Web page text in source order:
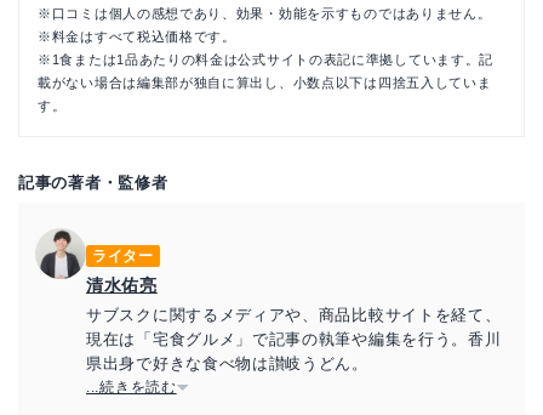
※口コミは個人の感想であり、効果・効能を示すものではありません。
※料金はすべて税込価格です。
※1食または1品あたりの料金は公式サイトの表記に準拠しています。記
載がない場合は編集部が独自に算出し、小数点以下は四捨五入していま
す。
記事の著者・監修者
ライター
清水佑亮
サブスクに関するメディアや、商品比較サイトを経て、
現在は「宅食グルメ」で記事の執筆や編集を行う。香川
県出身で好きな食べ物は讃岐うどん。
...続きを読む